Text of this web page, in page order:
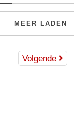
MEER LADEN
Volgende